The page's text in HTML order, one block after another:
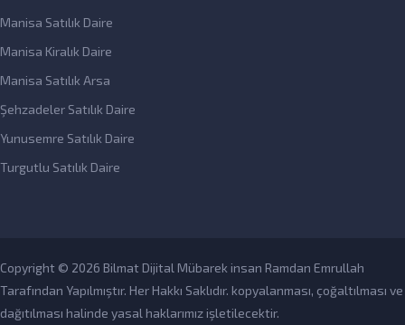
Manisa Satılık Daire
Manisa Kiralık Daire
Manisa Satılık Arsa
Şehzadeler Satılık Daire
Yunusemre Satılık Daire
Turgutlu Satılık Daire
Copyright © 2026 Bilmat Dijital Mübarek insan Ramdan Emrullah
Tarafından Yapılmıştır. Her Hakkı Saklıdır. kopyalanması, çoğaltılması ve
dağıtılması halinde yasal haklarımız işletilecektir.